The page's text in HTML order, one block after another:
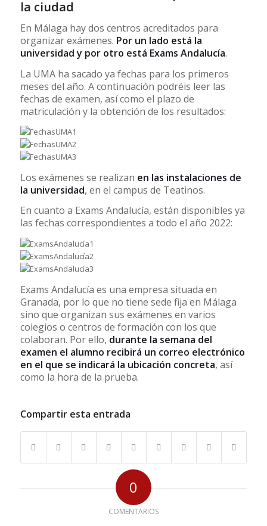
la ciudad
En Málaga hay dos centros acreditados para
organizar exámenes. Por un lado está la
universidady por otro está Exams Andalucía.
La UMA ha sacado ya fechas para los primeros
meses del año. A continuación podréis leer las
fechas de examen, así como el plazo de
matriculación y la obtención de los resultados:
Los exámenes se realizan en las instalaciones de
la universidad, en el campus de Teatinos.
En cuanto a Exams Andalucía, están disponibles ya
las fechas correspondientes a todo el año 2022:
Exams Andalucía es una empresa situada en
Granada, por lo que no tiene sede fija en Málaga
sino que organizan sus exámenes en varios
colegios o centros de formación con los que
colaboran. Por ello, durante la semana del
examen el alumno recibirá un correo electrónico
en el que se indicará la ubicación concreta, así
como la hora de la prueba.
Compartir esta entrada
0
COMENTARIOS